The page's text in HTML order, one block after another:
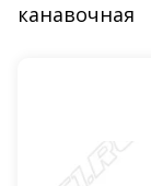
канавочная